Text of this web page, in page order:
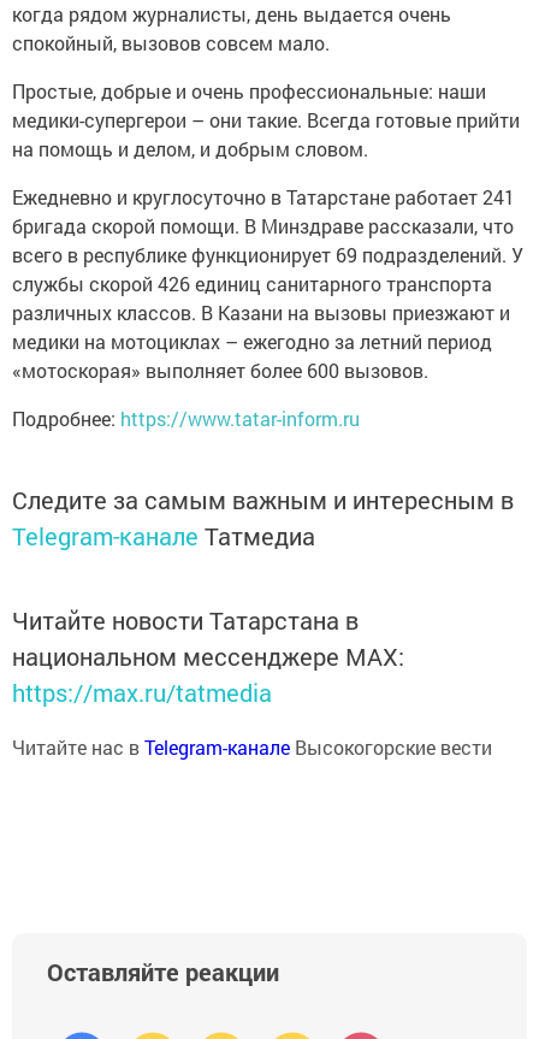
когда рядом журналисты, день выдается очень
спокойный, вызовов совсем мало.
Простые, добрые и очень профессиональные: наши
медики-супергерои – они такие. Всегда готовые прийти
на помощь и делом, и добрым словом.
Ежедневно и круглосуточно в Татарстане работает 241
бригада скорой помощи. В Минздраве рассказали, что
всего в республике функционирует 69 подразделений. У
службы скорой 426 единиц санитарного транспорта
различных классов. В Казани на вызовы приезжают и
медики на мотоциклах – ежегодно за летний период
«мотоскорая» выполняет более 600 вызовов.
Подробнее: https://www.tatar-inform.ru
Следите за самым важным и интересным в
Telegram-канале Татмедиа
Читайте новости Татарстана в
национальном мессенджере MАХ:
https://max.ru/tatmedia
Читайте нас вTelegram-канале Высокогорские вести
Оставляйте реакции